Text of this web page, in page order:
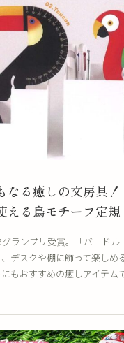
なる癒しの文房具
える鳥モチーフ定規
グランプリ受賞。「バード
デスクや棚に飾って楽しめ
もおすすめの癒しアイテムで